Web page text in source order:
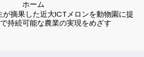
ホーム
摘果した近大ICTメロンを動物園に提
持続可能な農業の実現をめざす